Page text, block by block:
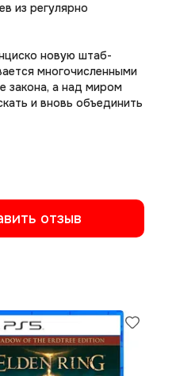
из регулярно
новую штаб-
многочисленными
закона, а над миром
и вновь объединить
отзыв